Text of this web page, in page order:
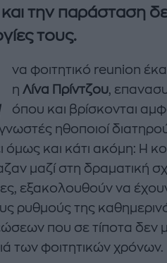
και την παράσταση
τους.
να φοιτητικό reunion
ηΛίνα Πρίντζου,
όπου και βρίσκονται
ηθοποιοί
όμως και κάτι ακόμη: Η
μαζί στη δραματική
εξακολουθούν να
ρυθμούς της
που σε τίποτα δεν
των φοιτητικών χρόνων.
ΑΠΟΣΤΟΛΟΠΟΥΛΟΥ
καλοκαιρινή
σαλάτα με
φέτα και φράουλες